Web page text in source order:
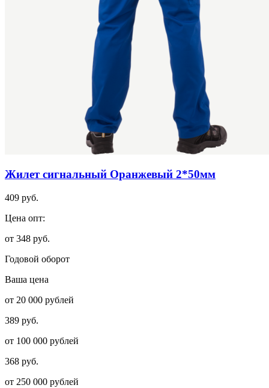
Жилет сигнальный Оранжевый 2*50мм
409 руб.
Цена опт:
от 348 руб.
Годовой оборот
Ваша цена
от 20 000 рублей
389 руб.
от 100 000 рублей
368 руб.
от 250 000 рублей